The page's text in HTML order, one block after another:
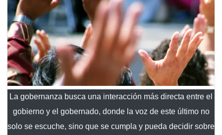
La gobernanza busca una interacción más directa entre el
gobierno y el gobernado, donde la voz de este último no
solo se escuche, sino que se cumpla y pueda decidir sobre